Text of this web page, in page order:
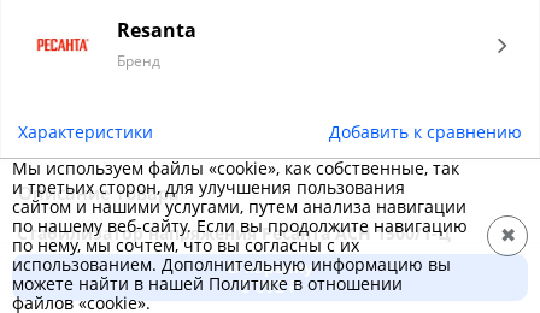
Resanta
Бренд
Характеристики Добавить к сравнению
Описание товара
Стабилизатор напряжения Ресанта АСН 1500/1-Ц
релейного типа предназначен для выравнивания входного
напряжения и защиты приборов от перепадов напряжения
В корзину
5 392 ₽
Мы используем файлы «cookie», как собственные, так
и третьих сторон, для улучшения пользования
сайтом и нашими услугами, путем анализа навигации
по нашему веб-сайту. Если вы продолжите навигацию
по нему, мы сочтем, что вы согласны с их
использованием. Дополнительную информацию вы
можете найти в нашей Политике в отношении
файлов «cookie».
✖